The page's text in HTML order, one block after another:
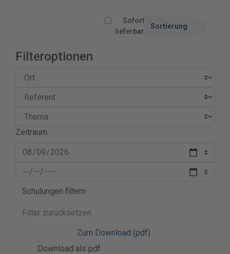
Sofort
lieferbar
Sortierung
Filteroptionen
Zeitraum
Schulungen filtern
Filter zurücksetzen
Zum Download (pdf)
Download als pdf